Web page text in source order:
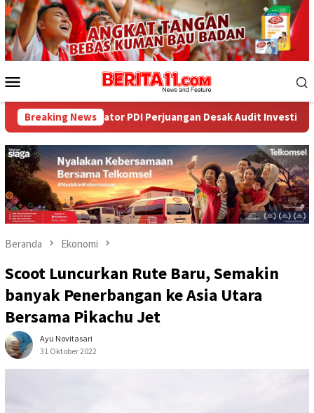
Loncat
ke
konten
Mobile
Breaking News
Perjuangan Desak Audit Investigatif WNA Asal Arab
Beranda Ekonomi
Scoot Luncurkan Rute Baru, Semakin
banyak Penerbangan ke Asia Utara
Bersama Pikachu Jet
Ayu Novitasari
31 Oktober 2022